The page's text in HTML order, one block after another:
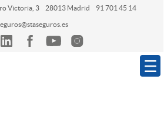
Victoria, 3 28013 Madrid 91 701 45 14